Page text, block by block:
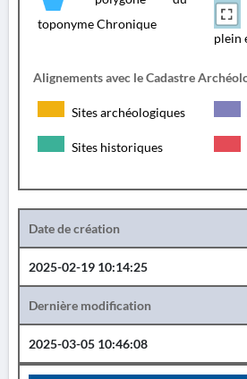
toponyme Chronique
plein
Alignements avec le Cadastre
Sites archéologiques
Sites historiques
Date de création
2025-02-19 10:14:25
Dernière modification
2025-03-05 10:46:08